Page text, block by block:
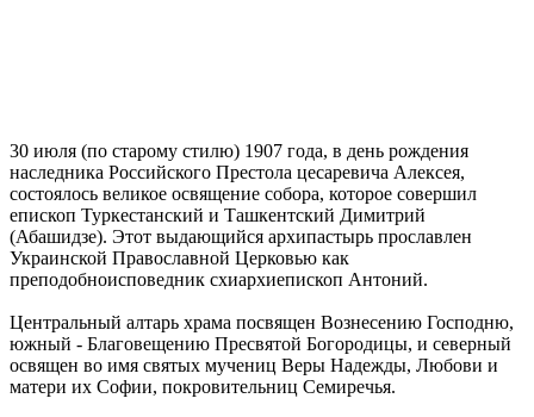
30 июля (по старому стилю) 1907 года, в день рождения
наследника Российского Престола цесаревича Алексея,
состоялось великое освящение собора, которое совершил
епископ Туркестанский и Ташкентский Димитрий
(Абашидзе). Этот выдающийся архипастырь прославлен
Украинской Православной Церковью как
преподобноисповедник схиархиепископ Антоний.
Центральный алтарь храма посвящен Вознесению Господню,
южный - Благовещению Пресвятой Богородицы, и северный
освящен во имя святых мучениц Веры Надежды, Любови и
матери их Софии, покровительниц Семиречья.